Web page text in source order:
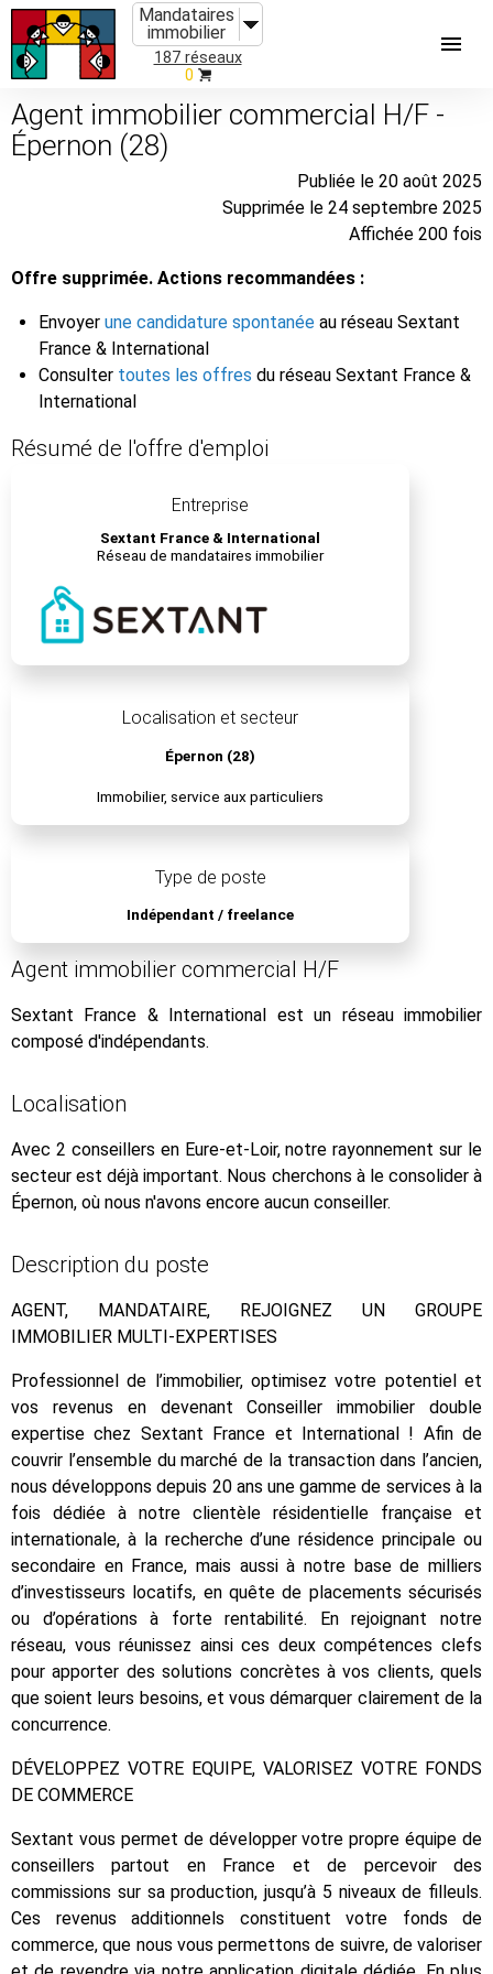
Mandataires
immobilier
187 réseaux
0
Agent immobilier commercial H/F -
Épernon (28)
Publiée le 20 août 2025
Supprimée le 24 septembre 2025
Affichée 200 fois
Offre supprimée. Actions recommandées :
Envoyer une candidature spontanée au réseau Sextant
France & International
Consulter toutes les offres du réseau Sextant France &
International
Résumé de l'offre d'emploi
Entreprise
Sextant France & International
Réseau de mandataires immobilier
Localisation et secteur
Épernon (28)
Immobilier, service aux particuliers
Type de poste
Indépendant / freelance
Agent immobilier commercial H/F
Sextant France & International est un réseau immobilier
composé d'indépendants.
Localisation
Avec 2 conseillers en Eure-et-Loir, notre rayonnement sur le
secteur est déjà important. Nous cherchons à le consolider à
Épernon, où nous n'avons encore aucun conseiller.
Description du poste
AGENT, MANDATAIRE, REJOIGNEZ UN GROUPE
IMMOBILIER MULTI-EXPERTISES
Professionnel de l’immobilier, optimisez votre potentiel et
vos revenus en devenant Conseiller immobilier double
expertise chez Sextant France et International ! Afin de
couvrir l’ensemble du marché de la transaction dans l’ancien,
nous développons depuis 20 ans une gamme de services à la
fois dédiée à notre clientèle résidentielle française et
internationale, à la recherche d’une résidence principale ou
secondaire en France, mais aussi à notre base de milliers
d’investisseurs locatifs, en quête de placements sécurisés
ou d’opérations à forte rentabilité. En rejoignant notre
réseau, vous réunissez ainsi ces deux compétences clefs
pour apporter des solutions concrètes à vos clients, quels
que soient leurs besoins, et vous démarquer clairement de la
concurrence.
DÉVELOPPEZ VOTRE EQUIPE, VALORISEZ VOTRE FONDS
DE COMMERCE
Sextant vous permet de développer votre propre équipe de
conseillers partout en France et de percevoir des
commissions sur sa production, jusqu’à 5 niveaux de filleuls.
Ces revenus additionnels constituent votre fonds de
commerce, que nous vous permettons de suivre, de valoriser